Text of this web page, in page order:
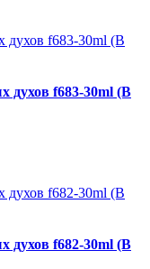
f683-30ml (В
f682-30ml (В